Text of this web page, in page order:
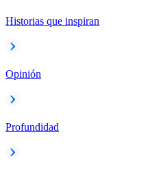
Historias que inspiran
Opinión
Profundidad